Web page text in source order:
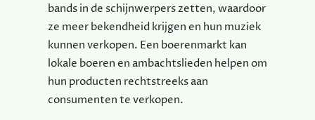
bands in de schijnwerpers zetten, waardoor
ze meer bekendheid krijgen en hun muziek
kunnen verkopen. Een boerenmarkt kan
lokale boeren en ambachtslieden helpen om
hun producten rechtstreeks aan
consumenten te verkopen.